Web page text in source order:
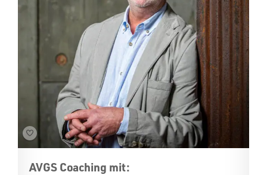
AVGS Coaching mit: